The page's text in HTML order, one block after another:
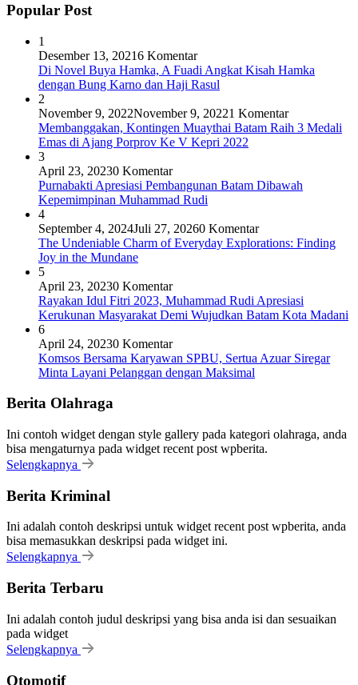
Popular Post
1
Desember 13, 20216 Komentar
Di Novel Buya Hamka, A Fuadi Angkat Kisah Hamka
dengan Bung Karno dan Haji Rasul
2
November 9, 2022November 9, 20221 Komentar
Membanggakan, Kontingen Muaythai Batam Raih 3 Medali
Emas di Ajang Porprov Ke V Kepri 2022
3
April 23, 20230 Komentar
Purnabakti Apresiasi Pembangunan Batam Dibawah
Kepemimpinan Muhammad Rudi
4
September 4, 2024Juli 27, 20260 Komentar
The Undeniable Charm of Everyday Explorations: Finding
Joy in the Mundane
5
April 23, 20230 Komentar
Rayakan Idul Fitri 2023, Muhammad Rudi Apresiasi
Kerukunan Masyarakat Demi Wujudkan Batam Kota Madani
6
April 24, 20230 Komentar
Komsos Bersama Karyawan SPBU, Sertua Azuar Siregar
Minta Layani Pelanggan dengan Maksimal
Berita Olahraga
Ini contoh widget dengan style gallery pada kategori olahraga, anda
bisa mengaturnya pada widget recent post wpberita.
Selengkapnya
Berita Kriminal
Ini adalah contoh deskripsi untuk widget recent post wpberita, anda
bisa memasukkan deskripsi pada widget ini.
Selengkapnya
Berita Terbaru
Ini adalah contoh judul deskripsi yang bisa anda isi dan sesuaikan
pada widget
Selengkapnya
Otomotif